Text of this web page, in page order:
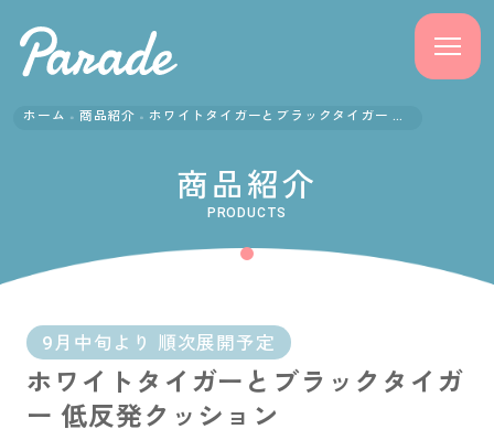
よくある質問
会社概要
採用情報
ホーム 商品紹介 ホワイトタイガーとブラックタイガー 低反発クッション
商品紹介
PRODUCTS
9月中旬より 順次展開予定
ホワイトタイガーとブラックタイガ
ー 低反発クッション